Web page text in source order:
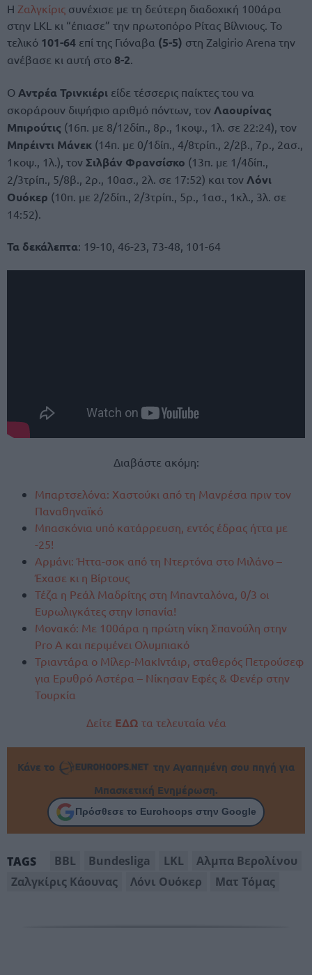
Η Ζαλγκίρις συνέχισε με τη δεύτερη διαδοχική 100άρα
στην LKL κι “έπιασε” την πρωτοπόρο Ρίτας Βίλνιους. Το
τελικό 101-64 επί της Γιόναβα (5-5) στη Zalgirio Arena την
ανέβασε κι αυτή στο 8-2
Ο Αντρέα Τρινκιέρι είδε τέσσερις παίκτες του να
σκοράρουν διψήφιο αριθμό πόντων, τον Λαουρίνας
Μπιρούτις (16π. με 8/12δίπ., 8ρ., 1κοψ., 1λ. σε 22:24), τον
Μπρέιντι Μάνεκ (14π. με 0/1δίπ., 4/8τρίπ., 2/2β., 7ρ., 2ασ.,
1κοψ., 1λ.), τον Σιλβάν Φρανσίσκο (13π. με 1/4δίπ.,
2/3τρίπ., 5/8β., 2ρ., 10ασ., 2λ. σε 17:52) και τον Λόνι
Ουόκερ (10π. με 2/2δίπ., 2/3τρίπ., 5ρ., 1ασ., 1κλ., 3λ. σε
14:52).
Τα δεκάλεπτα: 19-10, 46-23, 73-48, 101-64
Διαβάστε ακόμη:
Μπαρτσελόνα: Χαστούκι από τη Μανρέσα πριν τον
Παναθηναϊκό
Μπασκόνια υπό κατάρρευση, εντός έδρας ήττα με
-25!
Αρμάνι: Ήττα-σοκ από τη Ντερτόνα στο Μιλάνο –
Έχασε κι η Βίρτους
Τέζα η Ρεάλ Μαδρίτης στη Μπανταλόνα, 0/3 οι
Ευρωλιγκάτες στην Ισπανία!
Μονακό: Με 100άρα η πρώτη νίκη Σπανούλη στην
Pro A και περιμένει Ολυμπιακό
Τριαντάρα ο Μίλερ-ΜακΙντάιρ, σταθερός Πετρούσεφ
για Ερυθρό Αστέρα – Νίκησαν Εφές & Φενέρ στην
Τουρκία
Δείτε ΕΔΩ τα τελευταία νέα
Κάνε το
την Αγαπημένη σου πηγή για
Μπασκετική Ενημέρωση.
Πρόσθεσε το Eurohoops στην Google
TAGS BBL Bundesliga LKL
Αλμπα Βερολίνου
Ζαλγκίρις Κάουνας
Λόνι Ουόκερ Ματ Τόμας